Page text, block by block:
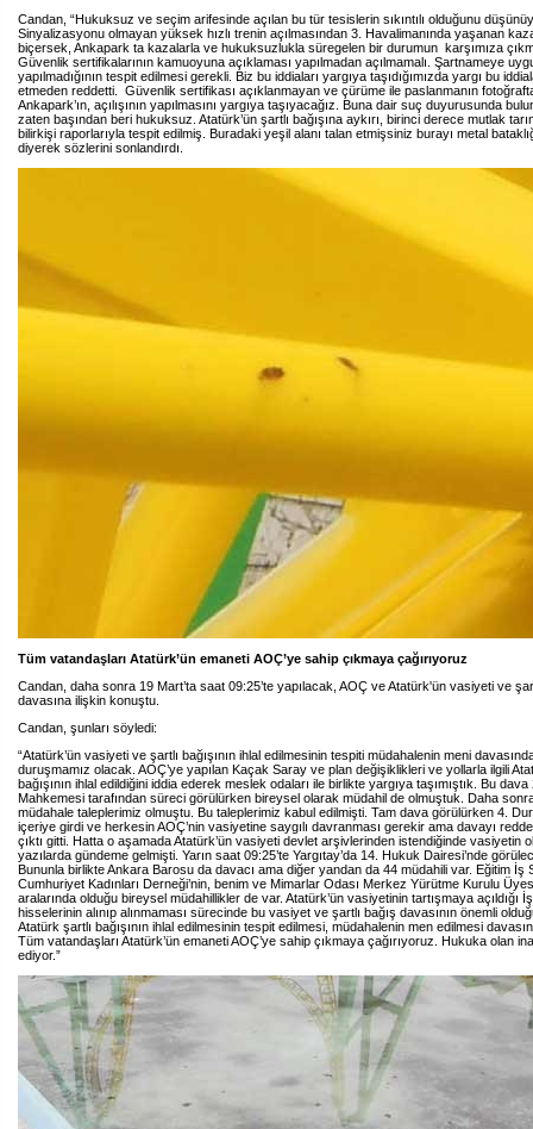
Candan, “Hukuksuz ve seçim arifesinde açılan bu tür tesislerin sıkıntılı olduğunu
Sinyalizasyonu olmayan yüksek hızlı trenin açılmasından 3. Havalimanında yaşanan
biçersek, Ankapark ta kazalarla ve hukuksuzlukla süregelen bir durumun karşımıza
Güvenlik sertifikalarının kamuoyuna açıklaması yapılmadan açılmamalı. Şartnameye
yapılmadığının tespit edilmesi gerekli. Biz bu iddiaları yargıya taşıdığımızda yargı bu
etmeden reddetti. Güvenlik sertifikası açıklanmayan ve çürüme ile paslanmanın
Ankapark’ın, açılışının yapılmasını yargıya taşıyacağız. Buna dair suç duyurusunda
zaten başından beri hukuksuz. Atatürk’ün şartlı bağışına aykırı, birinci derece mutlak
bilirkişi raporlarıyla tespit edilmiş. Buradaki yeşil alanı talan etmişsiniz burayı metal
diyerek sözlerini sonlandırdı.
Tüm vatandaşları Atatürk’ün emaneti AOÇ’ye sahip çıkmaya çağırıyoruz
Candan, daha sonra 19 Mart’ta saat 09:25’te yapılacak, AOÇ ve Atatürk'ün vasiyeti ve
davasına ilişkin konuştu.
Candan, şunları söyledi:
“Atatürk’ün vasiyeti ve şartlı bağışının ihlal edilmesinin tespiti müdahalenin meni
duruşmamız olacak. AOÇ’ye yapılan Kaçak Saray ve plan değişiklikleri ve yollarla ilgili
bağışının ihlal edildiğini iddia ederek meslek odaları ile birlikte yargıya taşımıştık. Bu
Mahkemesi tarafından süreci görülürken bireysel olarak müdahil de olmuştuk. Daha
müdahale taleplerimiz olmuştu. Bu taleplerimiz kabul edilmişti. Tam dava görülürken 4.
içeriye girdi ve herkesin AOÇ’nin vasiyetine saygılı davranması gerekir ama davayı
çıktı gitti. Hatta o aşamada Atatürk’ün vasiyeti devlet arşivlerinden istendiğinde vasiyetin
yazılarda gündeme gelmişti. Yarın saat 09:25’te Yargıtay’da 14. Hukuk Dairesi’nde
Bununla birlikte Ankara Barosu da davacı ama diğer yandan da 44 müdahili var. Eğitim İş
Cumhuriyet Kadınları Derneği’nin, benim ve Mimarlar Odası Merkez Yürütme Kurulu
aralarında olduğu bireysel müdahillikler de var. Atatürk’ün vasiyetinin tartışmaya açıldığı
hisselerinin alınıp alınmaması sürecinde bu vasiyet ve şartlı bağış davasının önemli
Atatürk şartlı bağışının ihlal edilmesinin tespit edilmesi, müdahalenin men edilmesi
Tüm vatandaşları Atatürk’ün emaneti AOÇ’ye sahip çıkmaya çağırıyoruz. Hukuka olan
ediyor.”